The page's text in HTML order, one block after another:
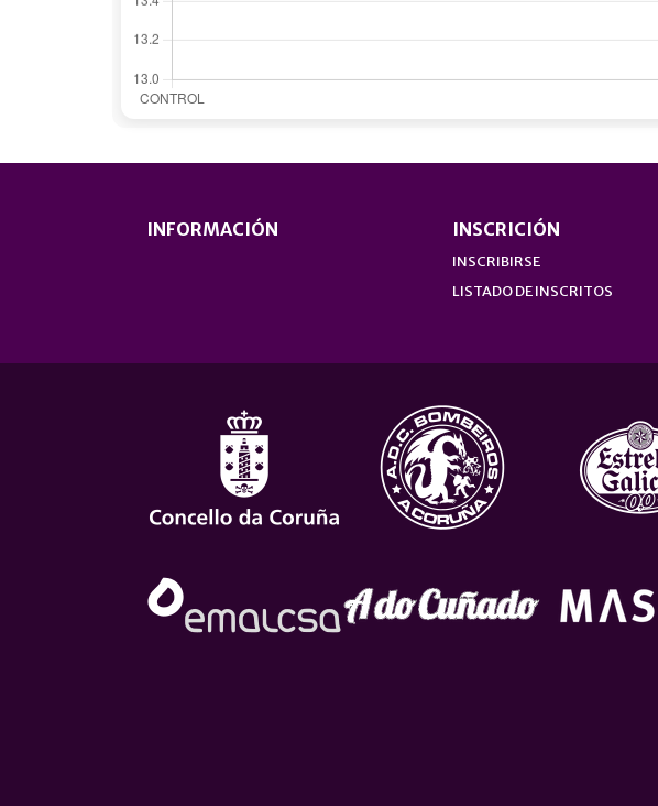
INFORMACIÓN INSCRICIÓN
INSCRIBIRSE
LISTADO DE INSCRITOS